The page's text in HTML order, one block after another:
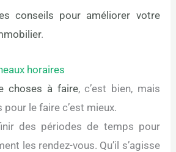
conseils pour améliorer votre
.
horaires
choses à faire, c’est bien, mais
le faire c’est mieux.
des périodes de temps pour
les rendez-vous. Qu’il s’agisse